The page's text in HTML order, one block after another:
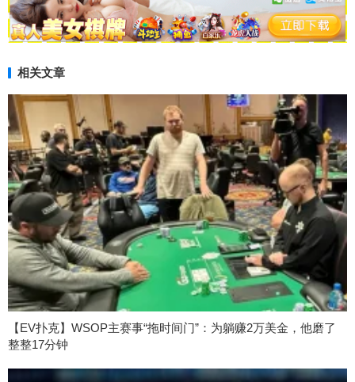
相关文章
【EV扑克】WSOP主赛事“拖时间门”：为躺赚2万美金，他磨了
整整17分钟